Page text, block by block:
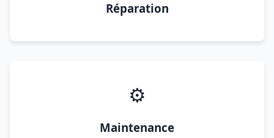
Réparation
⚙️
Maintenance